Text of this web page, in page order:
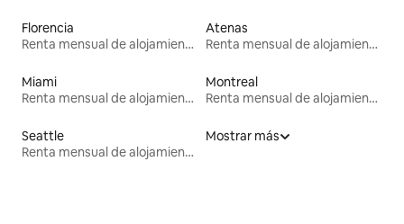
Florencia
Renta mensual de alojamientos
Atenas
Renta mensual de alojamientos
Miami
Renta mensual de alojamientos
Montreal
Renta mensual de alojamientos
Seattle
Renta mensual de alojamientos
Mostrar más